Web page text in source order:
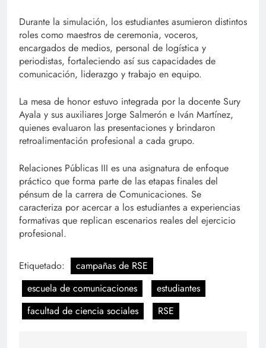
Durante la simulación, los estudiantes asumieron distintos
roles como maestros de ceremonia, voceros,
encargados de medios, personal de logística y
periodistas, fortaleciendo así sus capacidades de
comunicación, liderazgo y trabajo en equipo.
La mesa de honor estuvo integrada por la docente Sury
Ayala y sus auxiliares Jorge Salmerón e Iván Martínez,
quienes evaluaron las presentaciones y brindaron
retroalimentación profesional a cada grupo.
Relaciones Públicas III es una asignatura de enfoque
práctico que forma parte de las etapas finales del
pénsum de la carrera de Comunicaciones. Se
caracteriza por acercar a los estudiantes a experiencias
formativas que replican escenarios reales del ejercicio
profesional.
Etiquetado:
campañas de RSE
escuela de comunicaciones
estudiantes
facultad de ciencia sociales
RSE